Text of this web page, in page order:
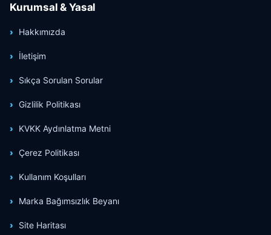
Kurumsal & Yasal
Hakkımızda
İletişim
Sıkça Sorulan Sorular
Gizlilik Politikası
KVKK Aydınlatma Metni
Çerez Politikası
Kullanım Koşulları
Marka Bağımsızlık Beyanı
Site Haritası